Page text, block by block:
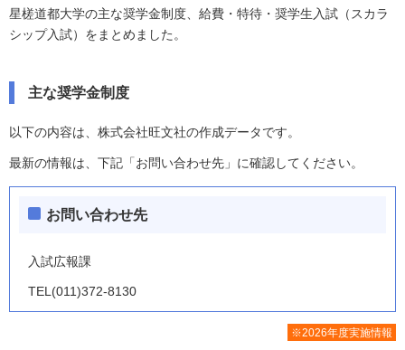
星槎道都大学の主な奨学金制度、給費・特待・奨学生入試（スカラ
シップ入試）をまとめました。
主な奨学金制度
以下の内容は、株式会社旺文社の作成データです。
最新の情報は、下記「お問い合わせ先」に確認してください。
お問い合わせ先
入試広報課
TEL(011)372-8130
※2026年度実施情報